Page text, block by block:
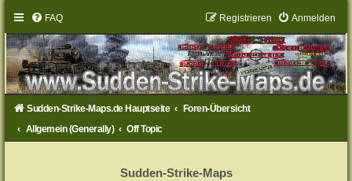
FAQ Anmelden
Registrieren
Sudden-Strike-Maps.de Hauptseite
Foren-Übersicht
Allgemein (Generally)
Off Topic
Sudden-Strike-Maps